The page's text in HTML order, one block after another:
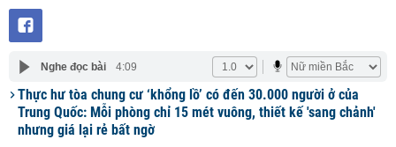
Nghe đọc bài 4:09
Thực hư tòa chung cư ‘khổng lồ’ có đến 30.000 người ở của
Trung Quốc: Mỗi phòng chỉ 15 mét vuông, thiết kế 'sang chảnh'
nhưng giá lại rẻ bất ngờ